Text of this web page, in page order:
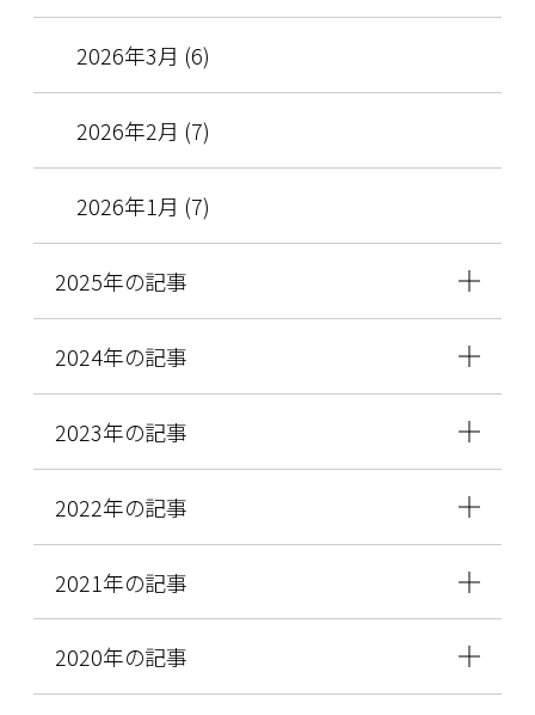
2026年3月 (6)
2026年2月 (7)
2026年1月 (7)
2025年の記事
2024年の記事
2023年の記事
2022年の記事
2021年の記事
2020年の記事